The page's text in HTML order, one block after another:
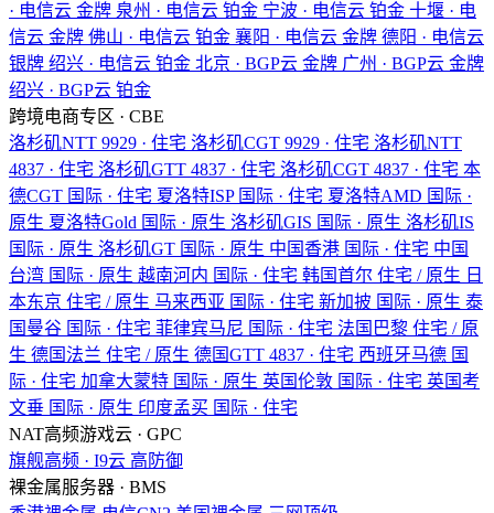
· 电信云 金牌 泉州 · 电信云 铂金 宁波 · 电信云 铂金 十堰 · 电
信云 金牌 佛山 · 电信云 铂金 襄阳 · 电信云 金牌 德阳 · 电信云
银牌 绍兴 · 电信云 铂金 北京 · BGP云 金牌 广州 · BGP云 金牌
绍兴 · BGP云 铂金
跨境电商专区 · CBE
洛杉矶NTT 9929 · 住宅 洛杉矶CGT 9929 · 住宅 洛杉矶NTT
4837 · 住宅 洛杉矶GTT 4837 · 住宅 洛杉矶CGT 4837 · 住宅 本
德CGT 国际 · 住宅 夏洛特ISP 国际 · 住宅 夏洛特AMD 国际 ·
原生 夏洛特Gold 国际 · 原生 洛杉矶GIS 国际 · 原生 洛杉矶IS
国际 · 原生 洛杉矶GT 国际 · 原生 中国香港 国际 · 住宅 中国
台湾 国际 · 原生 越南河内 国际 · 住宅 韩国首尔 住宅 / 原生 日
本东京 住宅 / 原生 马来西亚 国际 · 住宅 新加披 国际 · 原生 泰
国曼谷 国际 · 住宅 菲律宾马尼 国际 · 住宅 法国巴黎 住宅 / 原
生 德国法兰 住宅 / 原生 德国GTT 4837 · 住宅 西班牙马德 国
际 · 住宅 加拿大蒙特 国际 · 原生 英国伦敦 国际 · 住宅 英国考
文垂 国际 · 原生 印度孟买 国际 · 住宅
NAT高频游戏云 · GPC
旗舰高频 · I9云 高防御
裸金属服务器 · BMS